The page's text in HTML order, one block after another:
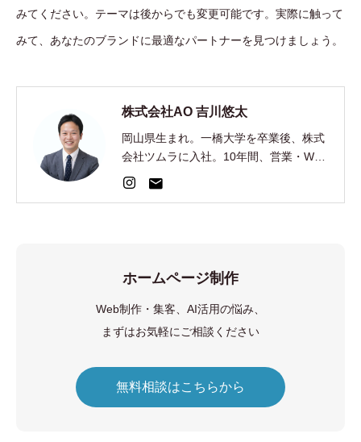
みてください。テーマは後からでも変更可能です。実際に触って
みて、あなたのブランドに最適なパートナーを見つけましょう。
株式会社AO 吉川悠太
岡山県生まれ。一橋大学を卒業後、株式
会社ツムラに入社。10年間、営業・Web
集客・AI開発を経験。2024年、EC制
作・集客の株式会社AOを創業。
ホームページ制作
Web制作・集客、AI活用の悩み、
まずはお気軽にご相談ください
無料相談はこちらから